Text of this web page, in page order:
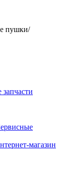
пушки/
магазин